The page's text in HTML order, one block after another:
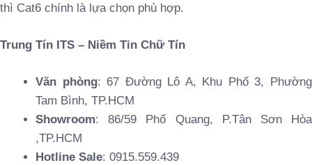
thì Cat6 chính là lựa chọn phù hợp.
Trung Tín ITS – Niềm Tin Chữ Tín
Văn phòng: 67 Đường Lô A, Khu Phố 3, Phường
Tam Bình, TP.HCM
Showroom: 86/59 Phổ Quang, P.Tân Sơn Hòa
,TP.HCM
Hotline Sale: 0915.559.439